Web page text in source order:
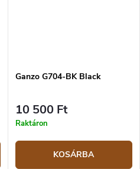
Ganzo G704-BK Black
10 500 Ft
Raktáron
KOSÁRBA